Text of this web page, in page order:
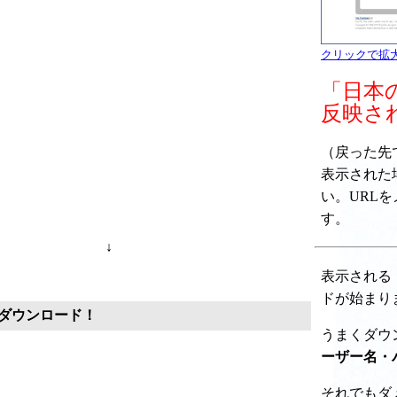
クリックで拡
「日
反映さ
（戻った
表示された
い。URLを
す。
↓
ウンロード！
表示される
ドが始ま
うまくダ
ーザー名・
それでもダ